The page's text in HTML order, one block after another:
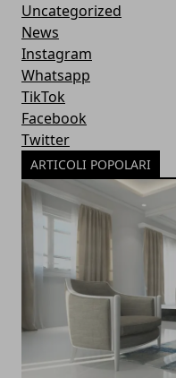
Uncategorized
News
Instagram
Whatsapp
TikTok
Facebook
Twitter
ARTICOLI POPOLARI